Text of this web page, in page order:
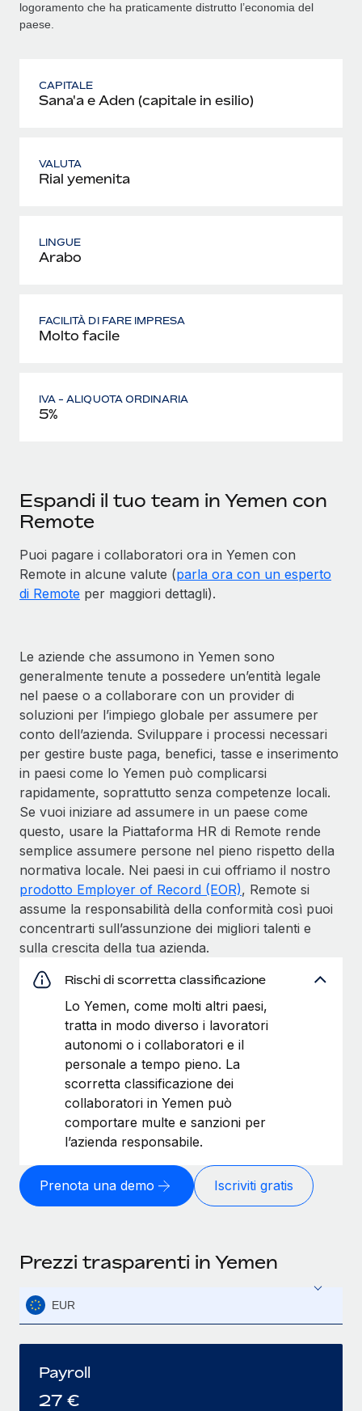
logoramento che ha praticamente distrutto l’economia del
paese.
CAPITALE
Sana'a e Aden (capitale in esilio)
VALUTA
Rial yemenita
LINGUE
Arabo
FACILITÀ DI FARE IMPRESA
Molto facile
IVA - ALIQUOTA ORDINARIA
5%
Espandi il tuo team in Yemen con
Remote
Puoi pagare i collaboratori ora in Yemen con
Remote in alcune valute (parla ora con un esperto
di Remote per maggiori dettagli).
Le aziende che assumono in Yemen sono
generalmente tenute a possedere un’entità legale
nel paese o a collaborare con un provider di
soluzioni per l’impiego globale per assumere per
conto dell’azienda. Sviluppare i processi necessari
per gestire buste paga, benefici, tasse e inserimento
in paesi come lo Yemen può complicarsi
rapidamente, soprattutto senza competenze locali.
Se vuoi iniziare ad assumere in un paese come
questo, usare la Piattaforma HR di Remote rende
semplice assumere persone nel pieno rispetto della
normativa locale. Nei paesi in cui offriamo il nostro
prodotto Employer of Record (EOR), Remote si
assume la responsabilità della conformità così puoi
concentrarti sull’assunzione dei migliori talenti e
sulla crescita della tua azienda.
Rischi di scorretta classificazione
Lo Yemen, come molti altri paesi,
tratta in modo diverso i lavoratori
autonomi o i collaboratori e il
personale a tempo pieno. La
scorretta classificazione dei
collaboratori in Yemen può
comportare multe e sanzioni per
l’azienda responsabile.
Prenota una demo Iscriviti gratis
Prezzi trasparenti in Yemen
EUR
Payroll
27 €